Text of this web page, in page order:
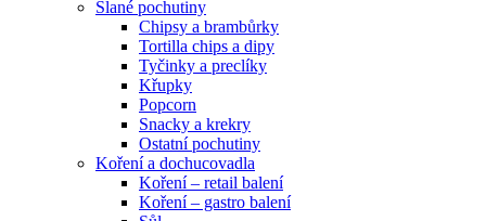
Slané pochutiny
Chipsy a brambůrky
Tortilla chips a dipy
Tyčinky a preclíky
Křupky
Popcorn
Snacky a krekry
Ostatní pochutiny
Koření a dochucovadla
Koření – retail balení
Koření – gastro balení